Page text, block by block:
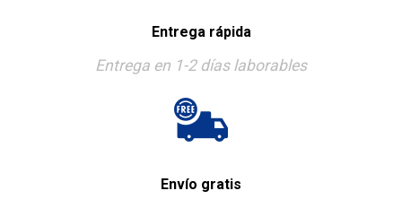
Entrega rápida
Entrega en 1-2 días laborables
Envío gratis